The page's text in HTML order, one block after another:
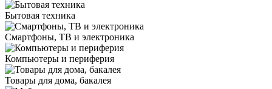
Бытовая техника
Смартфоны, ТВ и электроника
Компьютеры и периферия
Товары для дома, бакалея